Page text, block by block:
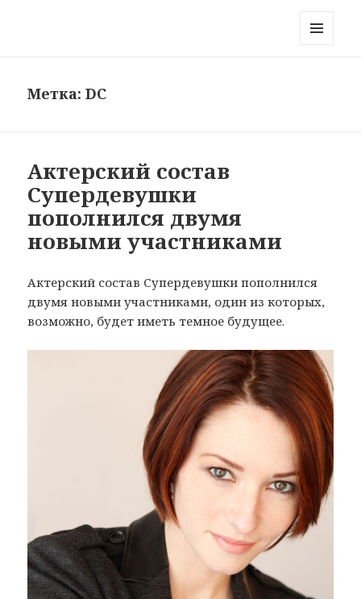
Метка:DC
Актерский состав
Супердевушки
пополнился двумя
новыми участниками
Актерский состав Супердевушки пополнился
двумя новыми участниками, один из которых,
возможно, будет иметь темное будущее.